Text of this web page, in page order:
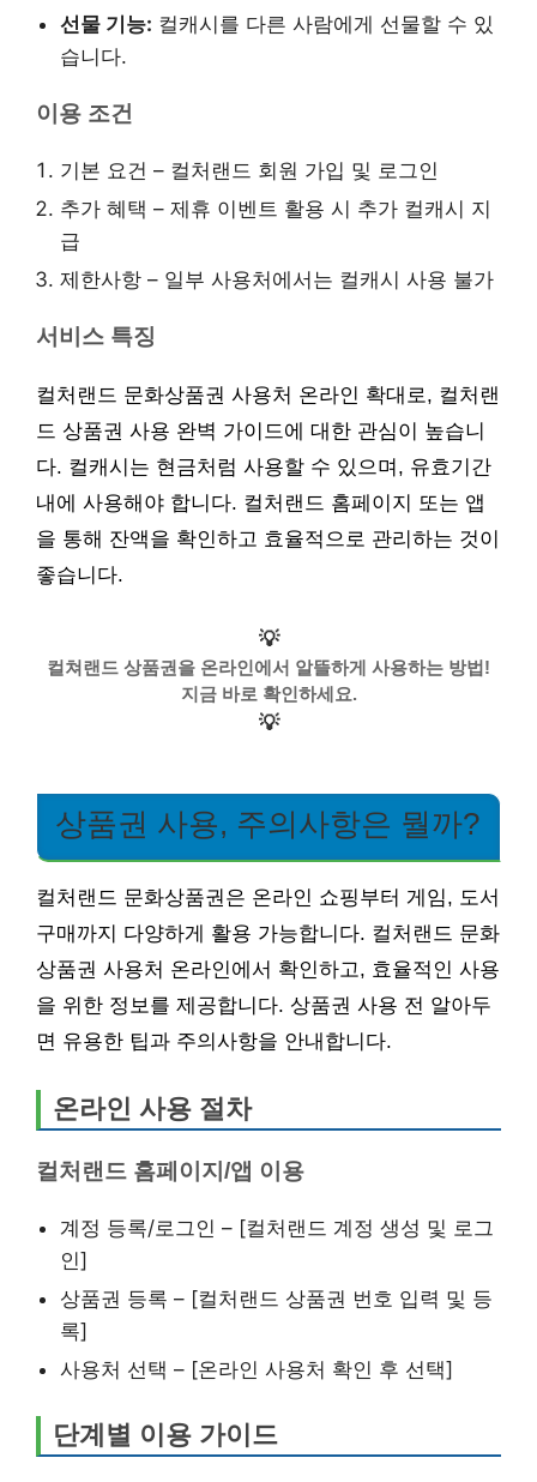
선물 기능: 컬캐시를 다른 사람에게 선물할 수 있
습니다.
이용 조건
기본 요건 – 컬처랜드 회원 가입 및 로그인
추가 혜택 – 제휴 이벤트 활용 시 추가 컬캐시 지
급
제한사항 – 일부 사용처에서는 컬캐시 사용 불가
서비스 특징
컬처랜드 문화상품권 사용처 온라인 확대로, 컬처랜
드 상품권 사용 완벽 가이드에 대한 관심이 높습니
다. 컬캐시는 현금처럼 사용할 수 있으며, 유효기간
내에 사용해야 합니다. 컬처랜드 홈페이지 또는 앱
을 통해 잔액을 확인하고 효율적으로 관리하는 것이
좋습니다.
💡
컬쳐랜드 상품권을 온라인에서 알뜰하게 사용하는 방법!
지금 바로 확인하세요.
💡
상품권 사용, 주의사항은 뭘까?
컬처랜드 문화상품권은 온라인 쇼핑부터 게임, 도서
구매까지 다양하게 활용 가능합니다. 컬처랜드 문화
상품권 사용처 온라인에서 확인하고, 효율적인 사용
을 위한 정보를 제공합니다. 상품권 사용 전 알아두
면 유용한 팁과 주의사항을 안내합니다.
온라인 사용 절차
컬처랜드 홈페이지/앱 이용
계정 등록/로그인 – [컬처랜드 계정 생성 및 로그
인]
상품권 등록 – [컬처랜드 상품권 번호 입력 및 등
록]
사용처 선택 – [온라인 사용처 확인 후 선택]
단계별 이용 가이드